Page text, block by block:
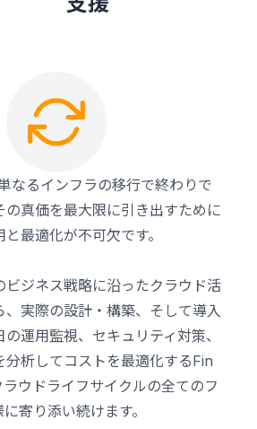
なるインフラの移行で終わりで
の真価を最大限に引き出すために
最適化が不可欠です。
ビジネス戦略に沿ったクラウド活
、実際の設計・構築、そして導入
運用監視、セキュリティ対策、
分析してコストを最適化するFin
ウドライフサイクルの全てのフ
寄り添い続けます。